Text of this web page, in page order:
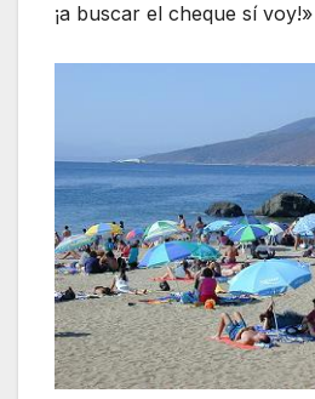
¡a buscar el cheque sí voy!»